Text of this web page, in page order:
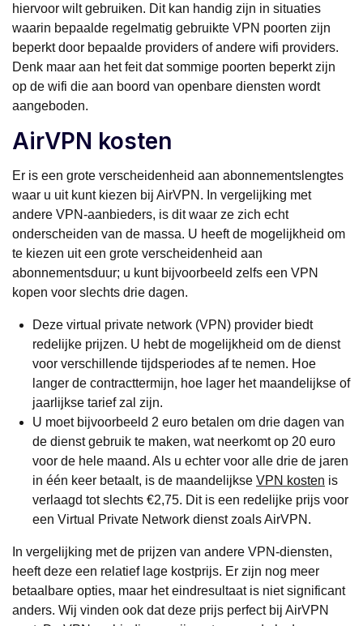
hiervoor wilt gebruiken. Dit kan handig zijn in situaties
waarin bepaalde regelmatig gebruikte VPN poorten zijn
beperkt door bepaalde providers of andere wifi providers.
Denk maar aan het feit dat sommige poorten beperkt zijn
op de wifi die aan boord van openbare diensten wordt
aangeboden.
AirVPN kosten
Er is een grote verscheidenheid aan abonnementslengtes
waar u uit kunt kiezen bij AirVPN. In vergelijking met
andere VPN-aanbieders, is dit waar ze zich echt
onderscheiden van de massa. U heeft de mogelijkheid om
te kiezen uit een grote verscheidenheid aan
abonnementsduur; u kunt bijvoorbeeld zelfs een VPN
kopen voor slechts drie dagen.
Deze virtual private network (VPN) provider biedt
redelijke prijzen. U hebt de mogelijkheid om de dienst
voor verschillende tijdsperiodes af te nemen. Hoe
langer de contracttermijn, hoe lager het maandelijkse of
jaarlijkse tarief zal zijn.
U moet bijvoorbeeld 2 euro betalen om drie dagen van
de dienst gebruik te maken, wat neerkomt op 20 euro
voor de hele maand. Als u echter voor alle drie de jaren
in één keer betaalt, is de maandelijkse VPN kosten is
verlaagd tot slechts €2,75. Dit is een redelijke prijs voor
een Virtual Private Network dienst zoals AirVPN.
In vergelijking met de prijzen van andere VPN-diensten,
heeft deze een relatief lage kostprijs. Er zijn nog meer
betaalbare opties, maar het eindresultaat is niet significant
anders. Wij vinden ook dat deze prijs perfect bij AirVPN